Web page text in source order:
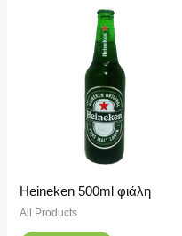
Heineken 500ml φιάλη
All Products